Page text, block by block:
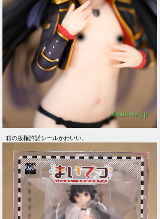
箱の版権許諾シールかわいい。